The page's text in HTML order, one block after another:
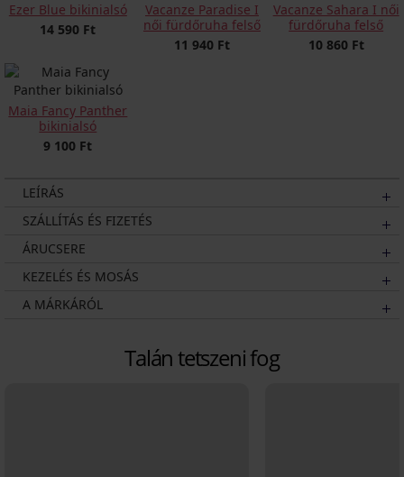
Ezer Blue bikinialsó
14 590 Ft
Vacanze Paradise I
női fürdőruha felső
11 940 Ft
Vacanze Sahara I női
fürdőruha felső
10 860 Ft
Maia Fancy Panther
bikinialsó
9 100 Ft
LEÍRÁS
SZÁLLÍTÁS ÉS FIZETÉS
ÁRUCSERE
KEZELÉS ÉS MOSÁS
A MÁRKÁRÓL
Talán tetszeni fog